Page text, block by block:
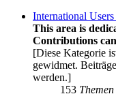
International
This area is
Contributions
[Diese Kategorie
gewidmet.
werden.]
153 Themen